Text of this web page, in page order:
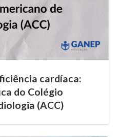
cardíaca:
do Colégio
(ACC)